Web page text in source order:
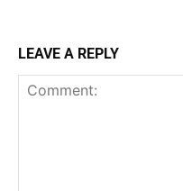
LEAVE A REPLY